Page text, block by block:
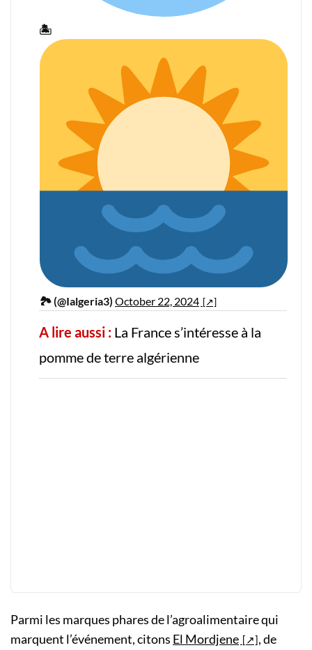
🏝
🏞 (@Ialgeria3) October 22, 2024
A lire aussi : La France s’intéresse à la
pomme de terre algérienne
Parmi les marques phares de l’agroalimentaire qui
marquent l’événement, citons El Mordjene
, de